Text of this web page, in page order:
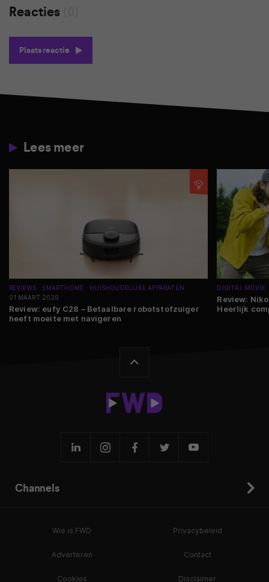
Reacties
Plaats reactie
Lees meer
REVIEWS SMARTHOME
HUISHOUDELIJKE APPARATEN
01 MAART 2026
Review: eufy C28 – Betaalbare robotstofzuiger
heeft moeite met navigeren
DIGITAL MOVIE
Review:
Heerlijk
Channels
Wie is FWD Privacybeleid
Adverteren Contact
Cookies Disclaimer